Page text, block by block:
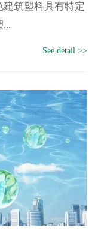
筑塑料具有特定
See detail >>